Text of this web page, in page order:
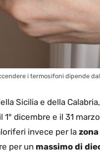
i termosifoni dipende
Sicilia e della
dicembre e il 31 marzo
invece per la
per un massimo di